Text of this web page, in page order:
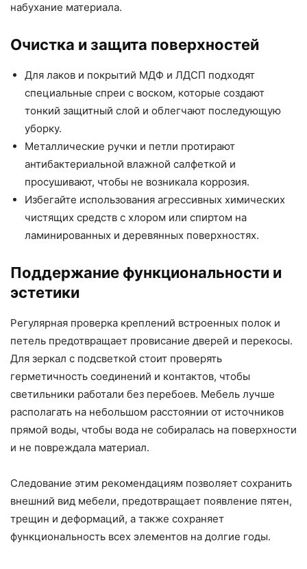
набухание материала.
Очистка и защита поверхностей
Для лаков и покрытий МДФ и ЛДСП подходят
специальные спреи с воском, которые создают
тонкий защитный слой и облегчают последующую
уборку.
Металлические ручки и петли протирают
антибактериальной влажной салфеткой и
просушивают, чтобы не возникала коррозия.
Избегайте использования агрессивных химических
чистящих средств с хлором или спиртом на
ламинированных и деревянных поверхностях.
Поддержание функциональности и
эстетики
Регулярная проверка креплений встроенных полок и
петель предотвращает провисание дверей и перекосы.
Для зеркал с подсветкой стоит проверять
герметичность соединений и контактов, чтобы
светильники работали без перебоев. Мебель лучше
располагать на небольшом расстоянии от источников
прямой воды, чтобы вода не собиралась на поверхности
и не повреждала материал.
Следование этим рекомендациям позволяет сохранить
внешний вид мебели, предотвращает появление пятен,
трещин и деформаций, а также сохраняет
функциональность всех элементов на долгие годы.